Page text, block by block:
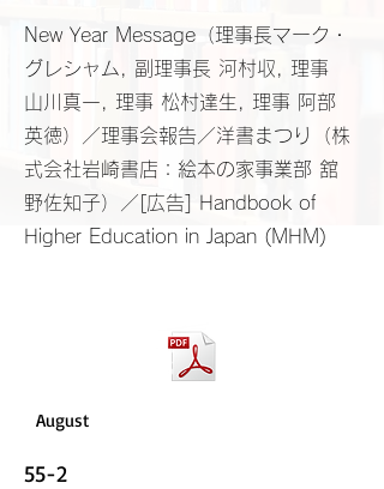
New Year Message（理事長マーク・
グレシャム, 副理事長 河村収, 理事
山川真一, 理事 松村達生, 理事 阿部
英徳）／理事会報告／洋書まつり（株
式会社岩崎書店：絵本の家事業部 舘
野佐知子）／[広告] Handbook of
Higher Education in Japan (MHM)
August
55-2